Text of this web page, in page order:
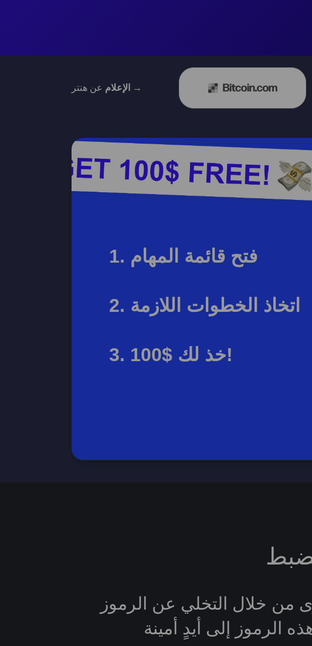
الإعلام عن هنتر →
فتح قائمة المهام
اتخاذ الخطوات اللازمة
خذ لك $100!
من خلال التخلي عن الرموز